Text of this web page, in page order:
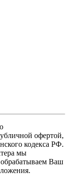
офертой,
кодекса РФ.
мы
Ваш